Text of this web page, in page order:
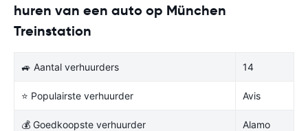
huren van een auto op München
Treinstation
🚙 Aantal verhuurders 14
⭐ Populairste verhuurder Avis
💰 Goedkoopste verhuurder Alamo